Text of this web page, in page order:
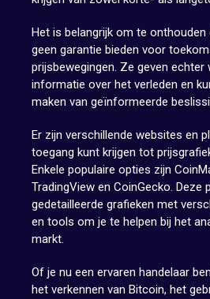
Het is belangrijk om te onthouden
geen garantie bieden voor
prijsbewegingen. Ze geven echter
informatie over het verleden en
maken van geïnformeerde
Er zijn verschillende websites en
toegang kunt krijgen tot
Enkele populaire opties zijn
TradingView en CoinGecko. Deze
gedetailleerde grafieken met
en tools om je te helpen bij het
markt.
Of je nu een ervaren handelaar
het verkennen van Bitcoin, het